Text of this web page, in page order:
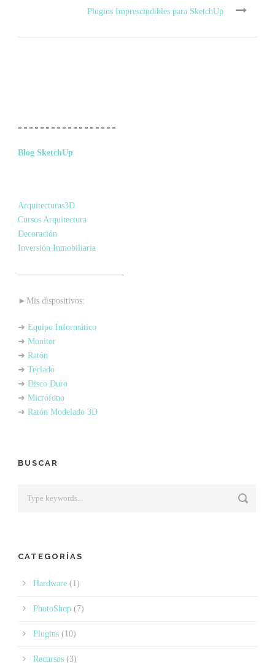
Plugins Imprescindibles para SketchUp
Blog SketchUp
Arquitecturas3D
Cursos Arquitectura
Decoración
Inversión Inmobiliaria
————————————-
►Mis dispositivos:
➜ Equipo Informático
➜ Monitor
➜ Ratón
➜ Teclado
➜ Disco Duro
➜ Micrófono
➜ Ratón Modelado 3D
BUSCAR
CATEGORÍAS
Hardware (1)
PhotoShop (7)
Plugins (10)
Recursos (3)